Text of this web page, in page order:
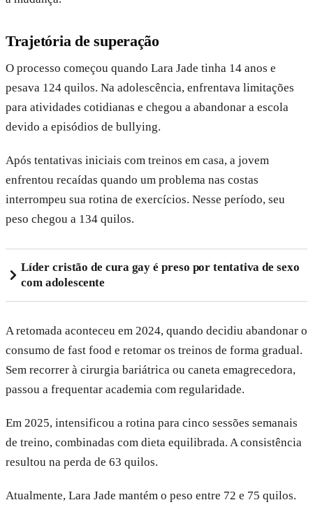
Trajetória de superação
O processo começou quando Lara Jade tinha 14 anos e
pesava 124 quilos. Na adolescência, enfrentava limitações
para atividades cotidianas e chegou a abandonar a escola
devido a episódios de bullying.
Após tentativas iniciais com treinos em casa, a jovem
enfrentou recaídas quando um problema nas costas
interrompeu sua rotina de exercícios. Nesse período, seu
peso chegou a 134 quilos.
Líder cristão de cura gay é preso por tentativa de sexo
com adolescente
A retomada aconteceu em 2024, quando decidiu abandonar o
consumo de fast food e retomar os treinos de forma gradual.
Sem recorrer à cirurgia bariátrica ou caneta emagrecedora,
passou a frequentar academia com regularidade.
Em 2025, intensificou a rotina para cinco sessões semanais
de treino, combinadas com dieta equilibrada. A consistência
resultou na perda de 63 quilos.
Atualmente, Lara Jade mantém o peso entre 72 e 75 quilos.